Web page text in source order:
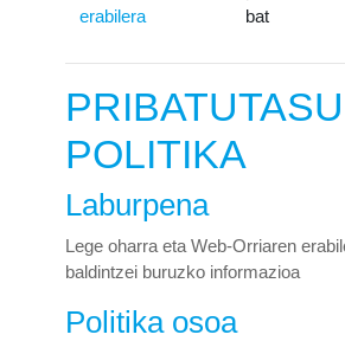
erabilera
bat
POLITIKA
Laburpena
Lege oharra eta Web-Orriaren
baldintzei buruzko informazioa
Politika osoa